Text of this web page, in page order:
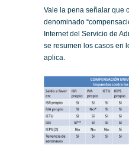
Vale la pena señalar que
denominado
Internet del Servicio de
se resumen los casos en
aplica.